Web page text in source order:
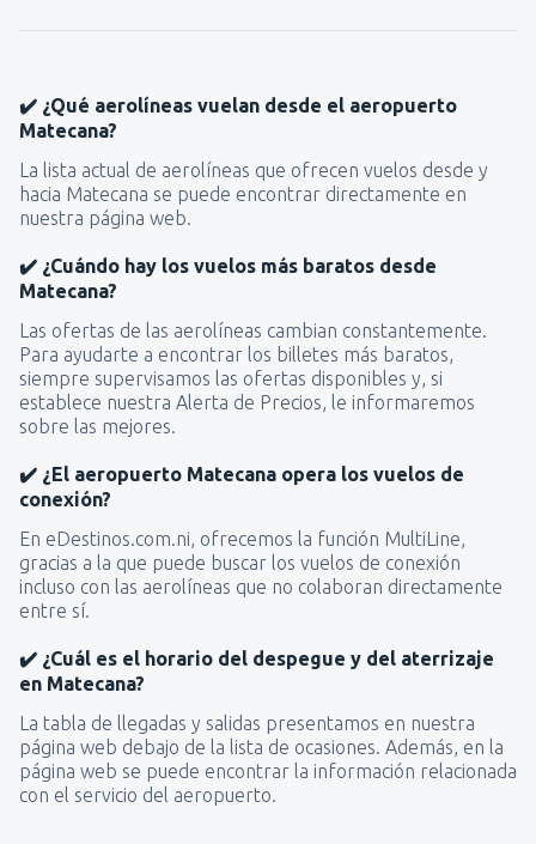
✔️ ¿Qué aerolíneas vuelan desde el aeropuerto
Matecana?
La lista actual de aerolíneas que ofrecen vuelos desde y
hacia Matecana se puede encontrar directamente en
nuestra página web.
✔️ ¿Cuándo hay los vuelos más baratos desde
Matecana?
Las ofertas de las aerolíneas cambian constantemente.
Para ayudarte a encontrar los billetes más baratos,
siempre supervisamos las ofertas disponibles y, si
establece nuestra Alerta de Precios, le informaremos
sobre las mejores.
✔️ ¿El aeropuerto Matecana opera los vuelos de
conexión?
En eDestinos.com.ni, ofrecemos la función MultiLine,
gracias a la que puede buscar los vuelos de conexión
incluso con las aerolíneas que no colaboran directamente
entre sí.
✔️ ¿Cuál es el horario del despegue y del aterrizaje
en Matecana?
La tabla de llegadas y salidas presentamos en nuestra
página web debajo de la lista de ocasiones. Además, en la
página web se puede encontrar la información relacionada
con el servicio del aeropuerto.